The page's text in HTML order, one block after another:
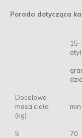
Porada dotycząca
Docelowa
masa ciała
(kg)
min
5 70